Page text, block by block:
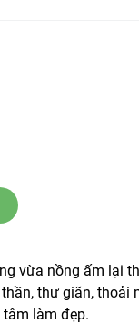
vừa nồng ấm lại
thư giãn, thoải
làm đẹp.